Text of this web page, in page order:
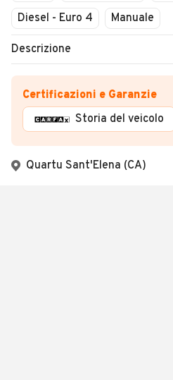
Diesel - Euro 4
Manuale
Descrizione
Certificazioni e Garanzie
Storia del veicolo
Quartu Sant'Elena (CA)